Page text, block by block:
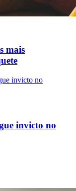
mais
invicto no